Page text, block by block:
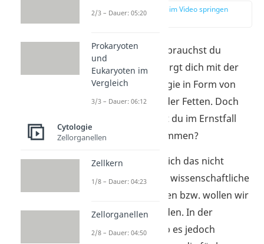
zur Stelle im Video springen
(00:13)
Um zuüberleben,
brauchst du
Nahrung. Sie versorgt dich mit der
notwendigen Energie in Form von
Kohlenhydraten oder Fetten. Doch
wie lange könntest du im Ernstfall
ohne Essen auskommen?
Ganz genau lässt sich das nicht
sagen, denn durch wissenschaftliche
Experimente können bzw. wollen wir
es nicht herausfinden. In der
Vergangenheit gab es jedoch
2/3 – Dauer: 05:20
Prokaryoten
und
Eukaryoten im
Vergleich
3/3 – Dauer: 06:12
Cytologie
Zellorganellen
Zellkern
1/8 – Dauer: 04:23
Zellorganellen
2/8 – Dauer: 04:50